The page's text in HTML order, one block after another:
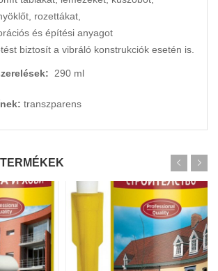
rozettákat,
és építési anyagot
biztosít a vibráló konstrukciók esetén is.
290 ml
transzparens